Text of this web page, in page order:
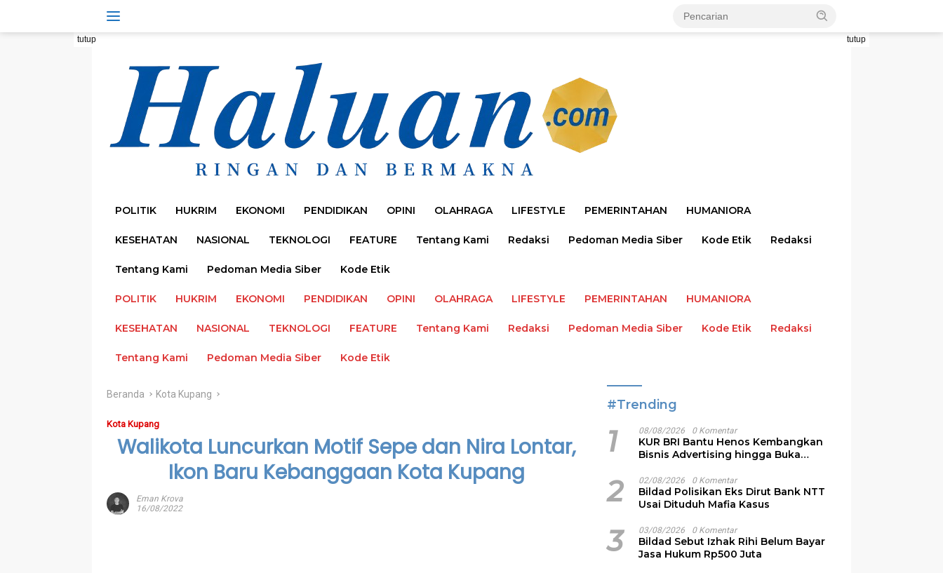
tutup tutup
POLITIK HUKRIM EKONOMI PENDIDIKAN OPINI OLAHRAGA LIFESTYLE PEMERINTAHAN HUMANIORA
KESEHATAN NASIONAL TEKNOLOGI FEATURE Tentang Kami Redaksi Pedoman Media Siber Kode Etik Redaksi
Tentang Kami Pedoman Media Siber Kode Etik
POLITIK HUKRIM EKONOMI PENDIDIKAN OPINI OLAHRAGA LIFESTYLE PEMERINTAHAN HUMANIORA
KESEHATAN NASIONAL TEKNOLOGI FEATURE Tentang Kami Redaksi Pedoman Media Siber Kode Etik Redaksi
Tentang Kami Pedoman Media Siber Kode Etik
Beranda Kota Kupang
Kota Kupang
Walikota Luncurkan Motif Sepe dan Nira Lontar,
Ikon Baru Kebanggaan Kota Kupang
Eman Krova
16/08/2022
#Trending
1 08/08/2026 0 Komentar
KUR BRI Bantu Henos Kembangkan
Bisnis Advertising hingga Buka
2 02/08/2026 0 Komentar
Bildad Polisikan Eks Dirut Bank NTT
Usai Dituduh Mafia Kasus
3 03/08/2026 0 Komentar
Bildad Sebut Izhak Rihi Belum Bayar
Jasa Hukum Rp500 Juta